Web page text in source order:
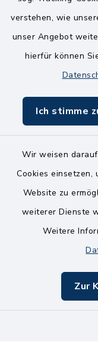
verstehen, wie
unser Angebot
hierfür können
Ich stimme
Wir weisen
Cookies einsetzen,
Website zu
weiterer Dienste
Weitere
Zur
Freitag
8.00-11.00